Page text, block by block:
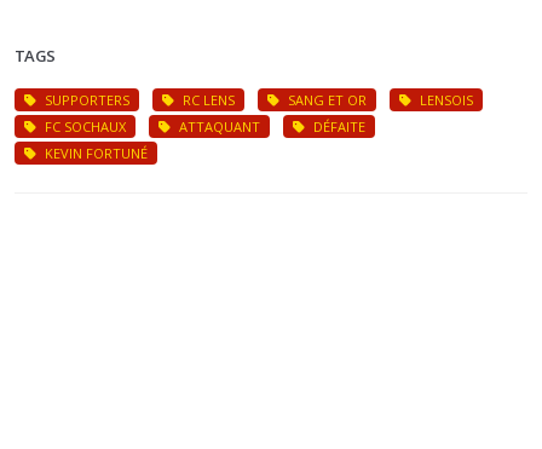
TAGS
SUPPORTERS RC LENS SANG ET OR
LENSOIS
FC SOCHAUX
ATTAQUANT
DÉFAITE
KEVIN FORTUNÉ